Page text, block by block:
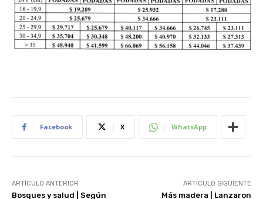
Facebook X WhatsApp
ARTÍCULO ANTERIOR
Bosques y salud | Según
ARTÍCULO SIGUIENTE
Más madera | Lanzaron